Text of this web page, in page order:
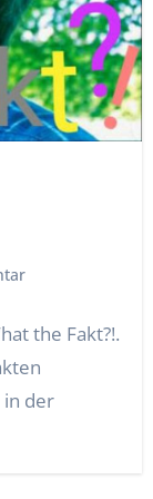
the Fakt?!.
der